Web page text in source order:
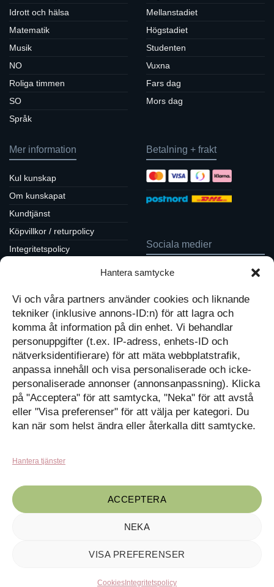
Hantera samtycke
Vi och våra partners använder cookies och liknande
tekniker (inklusive annons-ID:n) för att lagra och
komma åt information på din enhet. Vi behandlar
personuppgifter (t.ex. IP-adress, enhets-ID och
nätverksidentifierare) för att mäta webbplatstrafik,
anpassa innehåll och visa personaliserade och icke-
personaliserade annonser (annonsanpassning). Klicka
på "Acceptera" för att samtycka, "Neka" för att avstå
eller "Visa preferenser" för att välja per kategori. Du
kan när som helst ändra eller återkalla ditt samtycke.
Hantera tjänster
ACCEPTERA
NEKA
VISA PREFERENSER
Cookies Integritetspolicy
Idrott och hälsa
Matematik
Musik
NO
Roliga timmen
SO
Språk
Mellanstadiet
Högstadiet
Studenten
Vuxna
Fars dag
Mors dag
Mer information
Kul kunskap
Om kunskapat
Kundtjänst
Köpvillkor / returpolicy
Integritetspolicy
Mitt konto
Kassan
Betalning + frakt
Sociala medier
Följ oss på Facebook
Inspiration på Pinterest
Diskutera på LinkedIn
Varukorg
Inga produkter i varukorgen.
GÅ TILLBAKA TILL
BUTIKEN
Kunskapat
Med barn och ungas
nyfikenhet som inspiration
skapar vi design som
förmedlar kunskap till en ny
generation.
Norrköping · ©2020-2024 Maila oss påkontakt@kunskapat.se